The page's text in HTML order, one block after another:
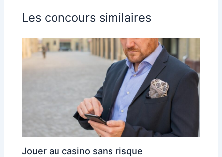
Les concours similaires
Jouer au casino sans risque